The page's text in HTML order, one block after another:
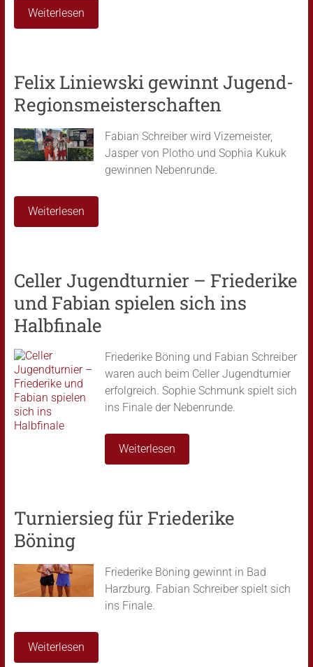
Weiterlesen
Felix Liniewski gewinnt Jugend-
Regionsmeisterschaften
Fabian Schreiber wird Vizemeister,
Jasper von Plotho und Sophia Kukuk
gewinnen Nebenrunde.
Weiterlesen
Celler Jugendturnier – Friederike
und Fabian spielen sich ins
Halbfinale
Friederike Böning und Fabian Schreiber
waren auch beim Celler Jugendturnier
erfolgreich. Sophie Schmunk spielt sich
ins Finale der Nebenrunde.
Weiterlesen
Turniersieg für Friederike
Böning
Friederike Böning gewinnt in Bad
Harzburg. Fabian Schreiber spielt sich
ins Finale.
Weiterlesen